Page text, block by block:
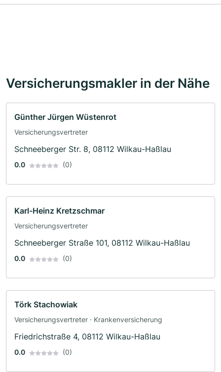
Versicherungsmakler in der Nähe
Günther Jürgen Wüstenrot
Versicherungsvertreter
Schneeberger Str. 8, 08112 Wilkau-Haßlau
0.0 (0)
Karl-Heinz Kretzschmar
Versicherungsvertreter
Schneeberger Straße 101, 08112 Wilkau-Haßlau
0.0 (0)
Törk Stachowiak
Versicherungsvertreter · Krankenversicherung
Friedrichstraße 4, 08112 Wilkau-Haßlau
0.0 (0)